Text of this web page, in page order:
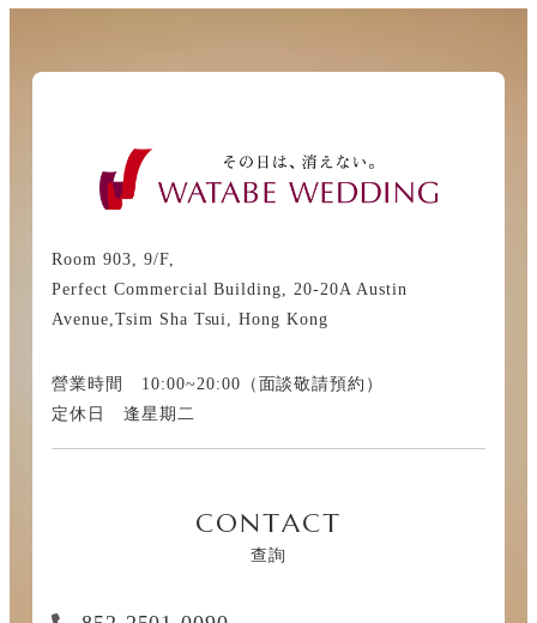
Room 903, 9/F,
Perfect Commercial Building, 20-20A Austin
Avenue,Tsim Sha Tsui, Hong Kong
營業時間 10:00~20:00（面談敬請預約）
定休日 逢星期二
CONTACT
查詢